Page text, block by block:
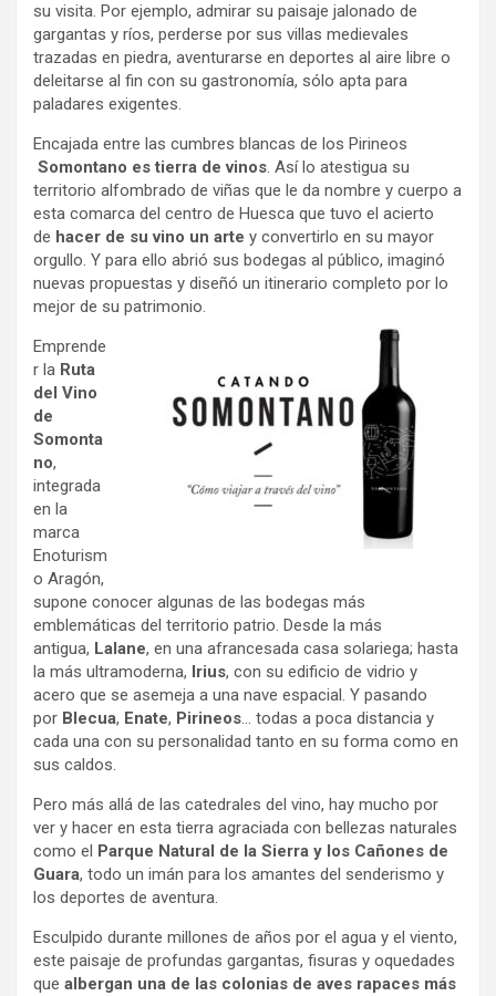
su visita. Por ejemplo, admirar su paisaje jalonado de
gargantas y ríos, perderse por sus villas medievales
trazadas en piedra, aventurarse en deportes al aire libre o
deleitarse al fin con su gastronomía, sólo apta para
paladares exigentes.
Encajada entre las cumbres blancas de los Pirineos
Somontano es tierra de vinos. Así lo atestigua su
territorio alfombrado de viñas que le da nombre y cuerpo a
esta comarca del centro de Huesca que tuvo el acierto
de hacer de su vino un arte y convertirlo en su mayor
orgullo. Y para ello abrió sus bodegas al público, imaginó
nuevas propuestas y diseñó un itinerario completo por lo
mejor de su patrimonio.
Emprende
r la Ruta
del Vino
de
Somonta
no,
integrada
en la
marca
Enoturism
o Aragón,
supone conocer algunas de las bodegas más
emblemáticas del territorio patrio. Desde la más
antigua, Lalane, en una afrancesada casa solariega; hasta
la más ultramoderna, Irius, con su edificio de vidrio y
acero que se asemeja a una nave espacial. Y pasando
por Blecua, Enate, Pirineos… todas a poca distancia y
cada una con su personalidad tanto en su forma como en
sus caldos.
Pero más allá de las catedrales del vino, hay mucho por
ver y hacer en esta tierra agraciada con bellezas naturales
como el Parque Natural de la Sierra y los Cañones de
Guara, todo un imán para los amantes del senderismo y
los deportes de aventura.
Esculpido durante millones de años por el agua y el viento,
este paisaje de profundas gargantas, fisuras y oquedades
que albergan una de las colonias de aves rapaces más